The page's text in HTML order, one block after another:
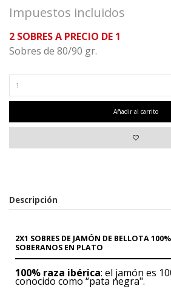
Impuestos incluidos
2 SOBRES A PRECIO DE 1
Sobres de 80/90 gr.
Añadir al carrito
Descripción
2X1 SOBRES DE JAMÓN DE BELLOTA
SOBERANOS EN PLATO
100% raza ibérica: el jamón es
conocido como “pata negra".